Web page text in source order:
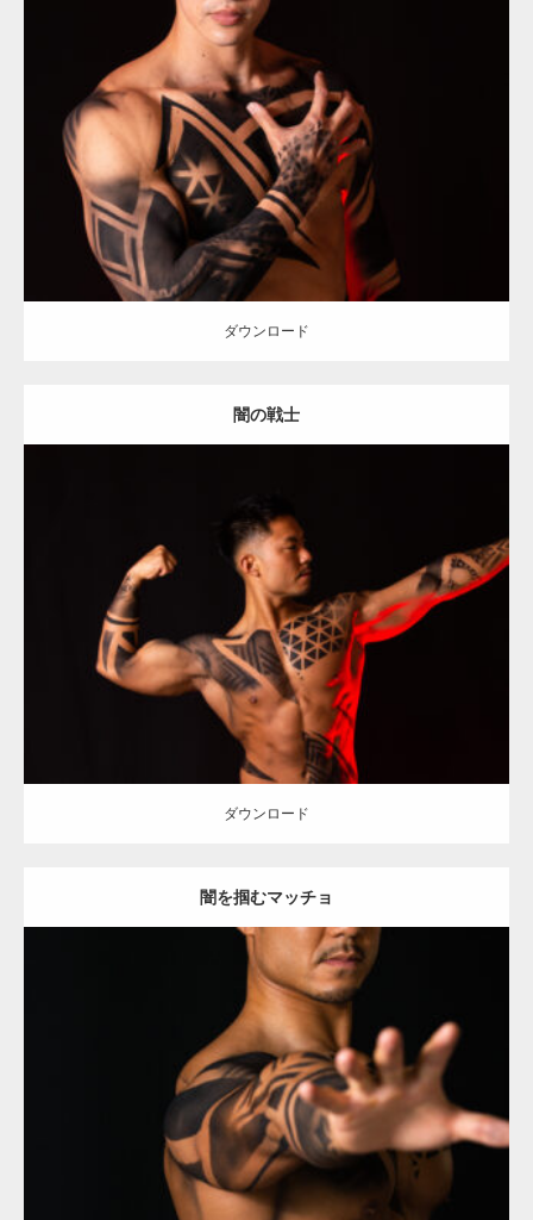
Update:2021.12.21
Category: アートなマッチョ オレンジの人 AKIHITO(細マッチョ)
ダウンロード
ダウンロード
闇の戦士
Update:2021.12.21
Category: アートなマッチョ オレンジの人 TOSHI(大胸筋)
ダウンロード
ダウンロード
闇を掴むマッチョ
Update:2021.12.21
アートなマッチョ オレンジの人 TOSHI(大胸筋)
ダウンロード